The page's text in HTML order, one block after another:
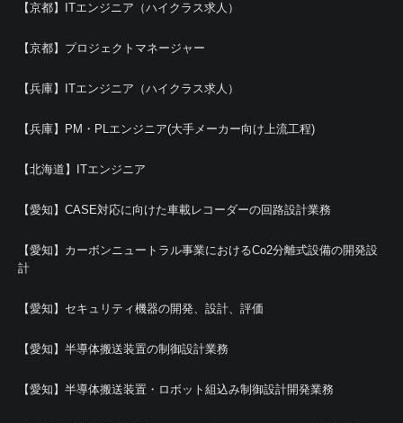
【京都】ITエンジニア（ハイクラス求人）
【京都】プロジェクトマネージャー
【兵庫】ITエンジニア（ハイクラス求人）
【兵庫】PM・PLエンジニア(大手メーカー向け上流工程)
【北海道】ITエンジニア
【愛知】CASE対応に向けた車載レコーダーの回路設計業務
【愛知】カーボンニュートラル事業におけるCo2分離式設備の開発設
計
【愛知】セキュリティ機器の開発、設計、評価
【愛知】半導体搬送装置の制御設計業務
【愛知】半導体搬送装置・ロボット組込み制御設計開発業務